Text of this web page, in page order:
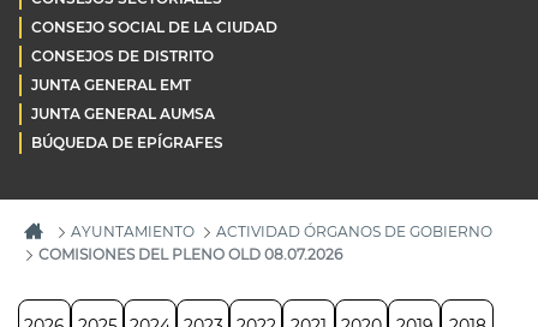
CONSEJO SOCIAL DE LA CIUDAD
CONSEJOS DE DISTRITO
JUNTA GENERAL EMT
JUNTA GENERAL AUMSA
BÚQUEDA DE EPÍGRAFES
AYUNTAMIENTO
ACTIVIDAD ÓRGANOS DE GOBIERNO
COMISIONES DEL PLENO OLD 08.07.2026